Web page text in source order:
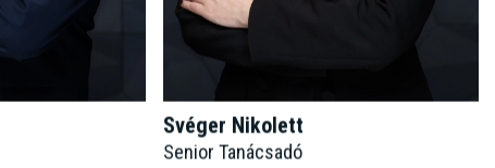
Svéger Nikolett
Senior Tanácsadó